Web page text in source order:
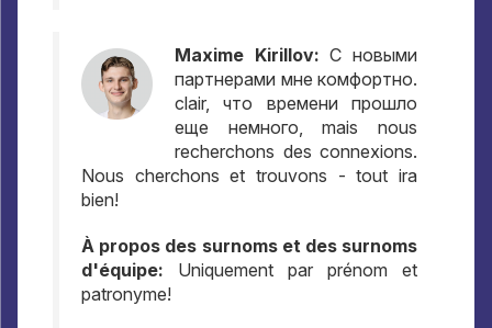
Maxime Kirillov: С новыми
партнерами мне комфортно.
clair,что времени прошло
еще немного, mais nous
recherchons des connexions.
Nous cherchons et trouvons - tout ira
bien!
À propos des surnoms et des surnoms
d'équipe: Uniquement par prénom et
patronyme!